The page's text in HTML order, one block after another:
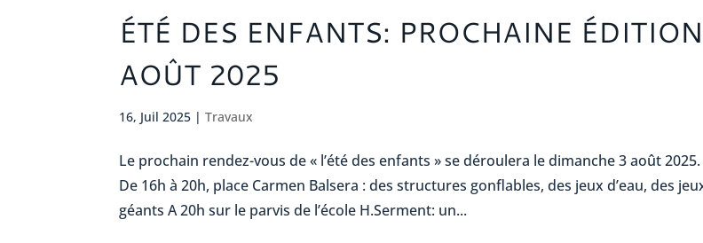
ÉTÉ DES ENFANTS: PROCHAINE
AOÛT 2025
16, Juil 2025 |Travaux
Le prochain rendez-vous de « l’été des enfants » se déroulera le dimanche 3 août
De 16h à 20h, place Carmen Balsera : des structures gonflables, des jeux d’eau, des
géants A 20h sur le parvis de l’école H.Serment: un...